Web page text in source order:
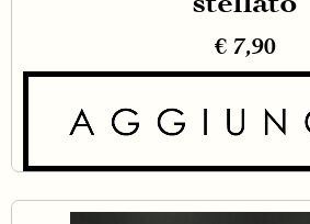
€ 7,90